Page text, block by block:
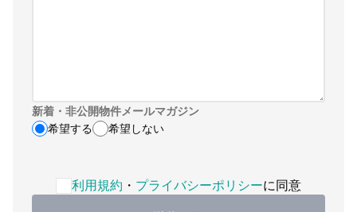
新着・非公開物件メールマガジン
希望する
希望しない
利用規約 ・ プライバシーポリシーに同意
利用規約・プライバシーポリシーへの同意が必要です